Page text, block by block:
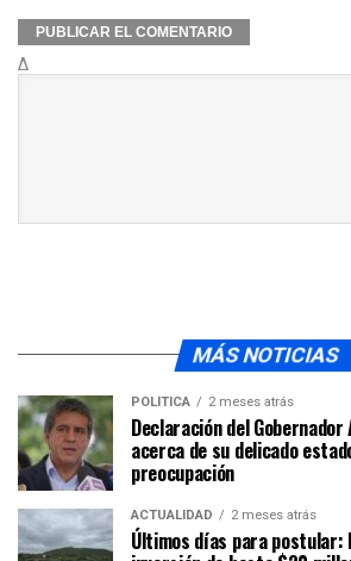
Δ
MÁS NOTICIAS
POLÍTICA 2 meses atrás
Declaración del
acerca de su delicado
preocupación
ACTUALIDAD 2 meses atrás
Últimos días para postular: